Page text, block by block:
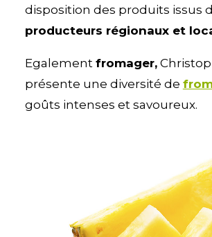
disposition des produits issus
producteurs régionaux et
Egalement fromager,
présente une diversité de
goûts intenses et savoureux.